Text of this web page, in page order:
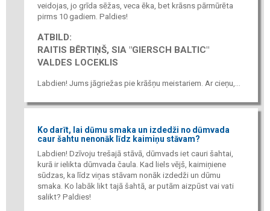
veidojas, jo grīda sēžas, veca ēka, bet krāsns pārmūrēta
pirms 10 gadiem. Paldies!
ATBILD:
RAITIS BĒRTIŅŠ, SIA "GIERSCH BALTIC"
VALDES LOCEKLIS
Labdien! Jums jāgriežas pie krāšņu meistariem. Ar cieņu,...
Ko darīt, lai dūmu smaka un izdedži no dūmvada
caur šahtu nenonāk līdz kaimiņu stāvam?
Labdien! Dzīvoju trešajā stāvā, dūmvads iet cauri šahtai,
kurā ir ielikta dūmvada čaula. Kad liels vējš, kaimiņiene
sūdzas, ka līdz viņas stāvam nonāk izdedži un dūmu
smaka. Ko labāk likt tajā šahtā, ar putām aizpūst vai vati
salikt? Paldies!